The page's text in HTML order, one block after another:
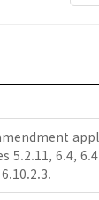
5.2.11, 6.4,